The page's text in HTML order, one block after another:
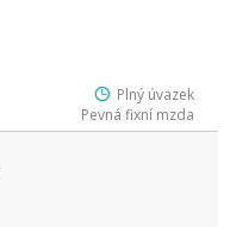
Plný úvazek
Pevná fixní mzda